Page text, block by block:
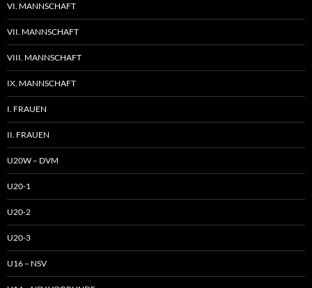
VI. MANNSCHAFT
VII. MANNSCHAFT
VIII. MANNSCHAFT
IX. MANNSCHAFT
I. FRAUEN
II. FRAUEN
U20W – DVM
U20-1
U20-2
U20-3
U16 – NSV